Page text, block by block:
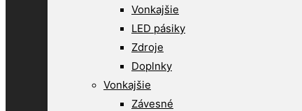
Vonkajšie
LED pásiky
Zdroje
Doplnky
Vonkajšie
Závesné